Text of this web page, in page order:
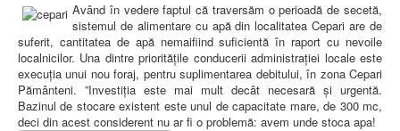
Având în vedere faptul că traversăm o perioadă de secetă,
sistemul de alimentare cu apă din localitatea Cepari are de
suferit, cantitatea de apă nemaifiind suficientă în raport cu nevoile
localnicilor. Una dintre prioritățile conducerii administrației locale este
execuția unui nou foraj, pentru suplimentarea debitului, în zona Cepari
Pământeni. ”Investiția este mai mult decât necesară și urgentă.
Bazinul de stocare existent este unul de capacitate mare, de 300 mc,
deci din acest considerent nu ar fi o problemă: avem unde stoca apa!